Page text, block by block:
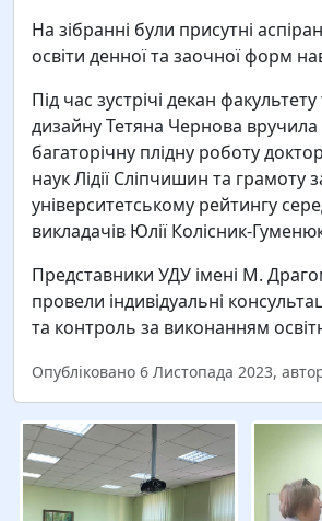
На зібранні були присутні
освіти денної та заочної форм
Під час зустрічі декан
дизайну Тетяна Чернова вручила
багаторічну плідну роботу
наук Лідії Сліпчишин та грамоту
університетському рейтингу
викладачів Юлії Колісник-
Представники УДУ імені М.
провели індивідуальні
та контроль за виконанням
Опубліковано 6 Листопада 2023,